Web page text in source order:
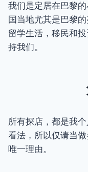
我们是定居在巴黎
国当地尤其是巴黎
留学生活，移民和
持我们。
所有探店，都是我
看法，所以仅请当
唯一理由。